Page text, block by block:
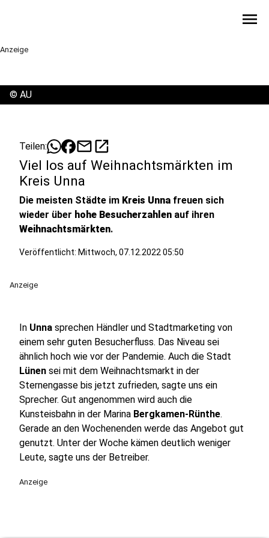
menu
Anzeige
© AU
Teilen: mailopen_in_new
Viel los auf Weihnachtsmärkten im
Kreis Unna
Die meisten Städte im Kreis Unna freuen sich
wieder über hohe Besucherzahlen auf ihren
Weihnachtsmärkten.
Veröffentlicht: Mittwoch, 07.12.2022 05:50
Anzeige
In Unna sprechen Händler und Stadtmarketing von
einem sehr guten Besucherfluss. Das Niveau sei
ähnlich hoch wie vor der Pandemie. Auch die Stadt
Lünen sei mit dem Weihnachtsmarkt in der
Sternengasse bis jetzt zufrieden, sagte uns ein
Sprecher. Gut angenommen wird auch die
Kunsteisbahn in der Marina Bergkamen-Rünthe.
Gerade an den Wochenenden werde das Angebot gut
genutzt. Unter der Woche kämen deutlich weniger
Leute, sagte uns der Betreiber.
Anzeige